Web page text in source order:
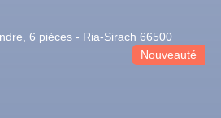
Nouveauté